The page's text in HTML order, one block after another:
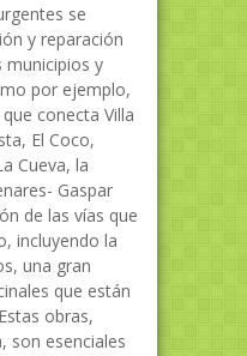
se
y reparación
municipios y
por ejemplo,
conecta Villa
El Coco,
Cueva, la
Gaspar
de las vías que
incluyendo la
una gran
que están
obras,
son esenciales